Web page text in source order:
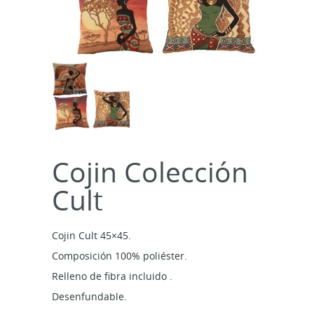
Cojin Colección
Cult
Cojin Cult 45×45.
Composición 100% poliéster.
Relleno de fibra incluido .
Desenfundable.